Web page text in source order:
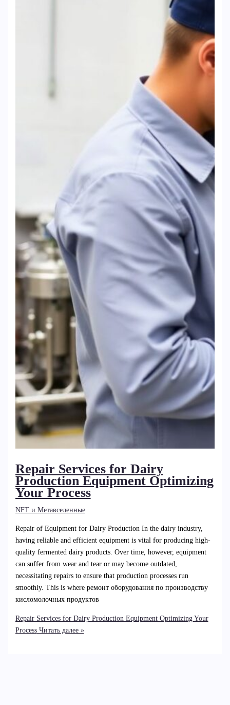
Repair Services for Dairy
Production Equipment Optimizing
Your Process
NFT и Метавселенные
Repair of Equipment for Dairy Production In the dairy industry,
having reliable and efficient equipment is vital for producing high-
quality fermented dairy products. Over time, however, equipment
can suffer from wear and tear or may become outdated,
necessitating repairs to ensure that production processes run
smoothly. This is where ремонт оборудования по производству
кисломолочных продуктов
Repair Services for Dairy Production Equipment Optimizing Your
ProcessЧитать далее »